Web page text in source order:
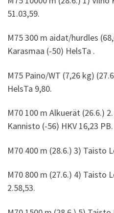
51.03,59.
M75 300 m aidat/hurdles
Karasmaa (-50) HelsTa .
M75 Paino/WT (7,26 kg)
HelsTa 9,80.
M70 100 m Alkuerät (26.6.)
Kannisto (-56) HKV 16,23 PB.
M70 400 m (28.6.) 3) Taisto
M70 800 m (27.6.) 4) Taisto
2.58,53.